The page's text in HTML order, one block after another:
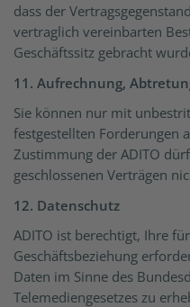
dass der
vertraglich vereinbarten
Geschäftssitz gebracht
11. Aufrechnung,
Sie können nur mit
festgestellten Forderungen
Zustimmung der ADITO
geschlossenen Verträgen
12. Datenschutz
ADITO ist berechtigt, Ihre
Geschäftsbeziehung
Daten im Sinne des
Telemediengesetzes zu